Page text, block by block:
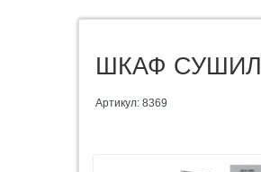
ШКАФ
Артикул: 8369